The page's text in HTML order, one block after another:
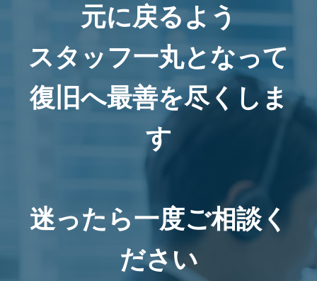
元に戻るよう
スタッフ一丸となって
復旧へ最善を尽くしま
す
迷ったら一度ご相談く
ださい